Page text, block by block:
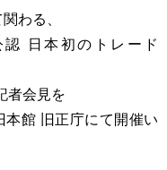
わる、
日本初のトレード
者会見を
本館 旧正庁にて開催い